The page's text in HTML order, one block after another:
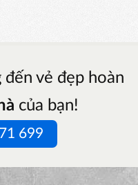
vẻ đẹp hoàn
của bạn!
699